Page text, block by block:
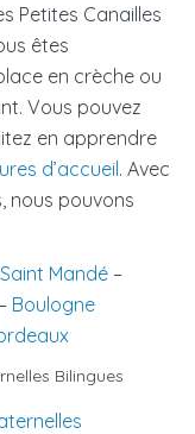
Petites Canailles
êtes
en crèche ou
Vous pouvez
en apprendre
d’accueil. Avec
nous pouvons
Saint Mandé –
– Boulogne
Bilingues